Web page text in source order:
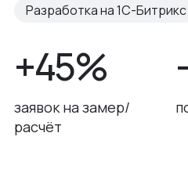
Разработка на 1С-Битрикс
+45%
заявок на замер/
расчёт